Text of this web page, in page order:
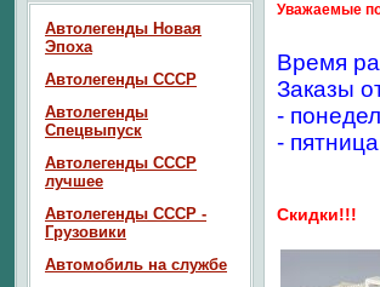
Уважаемые
Время
Заказы
-
-
Скидки!!!
Автолегенды Новая
Эпоха
Автолегенды СССР
Автолегенды
Спецвыпуск
Автолегенды СССР
лучшее
Автолегенды СССР -
Грузовики
Автомобиль на службе